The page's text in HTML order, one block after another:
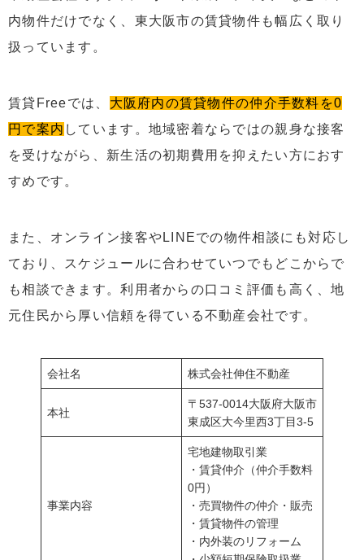
内物件だけでなく、東大阪市の賃貸物件も幅広く取り
扱っています。
賃貸Freeでは、 大阪府内の賃貸物件の仲介手数料を0
円で案内 しています。地域密着ならではの親身な接客
を受けながら、新生活の初期費用を抑えたい方におす
すめです。
また、オンライン接客やLINEでの物件相談にも対応し
ており、スケジュールに合わせていつでもどこからで
も相談できます。利用者からの口コミ評価も高く、地
元住民から厚い信頼を得ている不動産会社です。
会社名 株式会社伸住不動産
本社
〒537-0014大阪府大阪市
東成区大今里西3丁目3-5
事業内容
宅地建物取引業
・賃貸仲介（仲介手数料
0円）
・売買物件の仲介・販売
・賃貸物件の管理
・内外装のリフォーム